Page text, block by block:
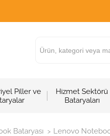
Piller ve
Hizmet Sektörü
Bataryaları
Bataryası > Lenovo